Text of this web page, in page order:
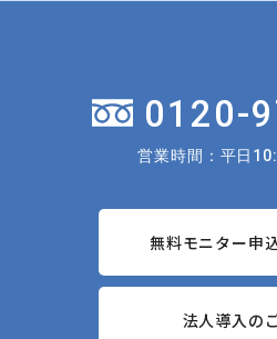
0120-
営業時間：平日
無料モニター申
法人導入の